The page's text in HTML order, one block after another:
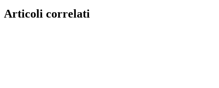
Articoli correlati